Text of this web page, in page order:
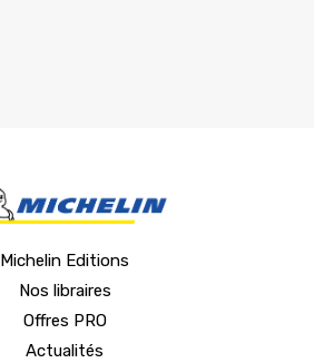
Michelin Editions
Nos libraires
Offres PRO
Actualités